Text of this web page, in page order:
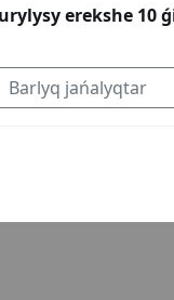
erekshe 10
Barlyq jańalyqtar